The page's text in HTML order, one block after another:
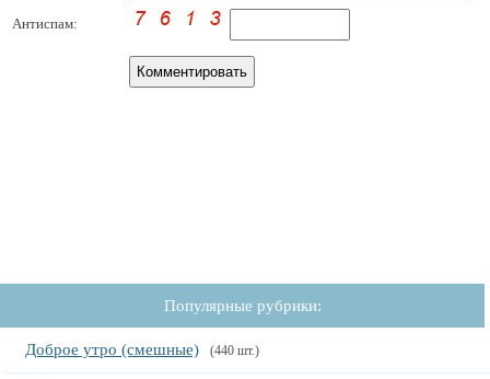
Антиспам:
Популярные рубрики:
Доброе утро (смешные) (440 шт.)